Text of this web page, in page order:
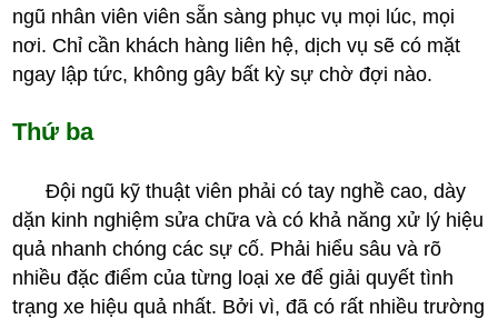
ngũ nhân viên viên sẵn sàng phục vụ mọi lúc, mọi
nơi. Chỉ cần khách hàng liên hệ, dịch vụ sẽ có mặt
ngay lập tức, không gây bất kỳ sự chờ đợi nào.
Thứ ba
Đội ngũ kỹ thuật viên phải có tay nghề cao, dày
dặn kinh nghiệm sửa chữa và có khả năng xử lý hiệu
quả nhanh chóng các sự cố. Phải hiểu sâu và rõ
nhiều đặc điểm của từng loại xe để giải quyết tình
trạng xe hiệu quả nhất. Bởi vì, đã có rất nhiều trường